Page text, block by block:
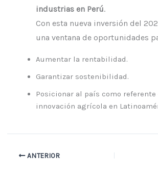
industrias en Perú.
Con esta nueva inversión del
una ventana de oportunidades
Aumentar la rentabilidad.
Garantizar sostenibilidad.
Posicionar al país como referente
innovación agrícola en
ANTERIOR